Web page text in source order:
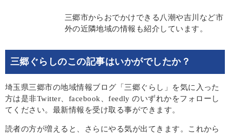
三郷市からおでかけできる八潮や吉川など市
外の近隣地域の情報も紹介しています。
三郷ぐらしのこの記事はいかがでしたか？
埼玉県三郷市の地域情報ブログ「三郷ぐらし」を気に入った
方は是非Twitter、facebook、feedly のいずれかをフォローし
てください。最新情報を受け取る事ができます。
読者の方が増えると、さらにやる気が出てきます。これから